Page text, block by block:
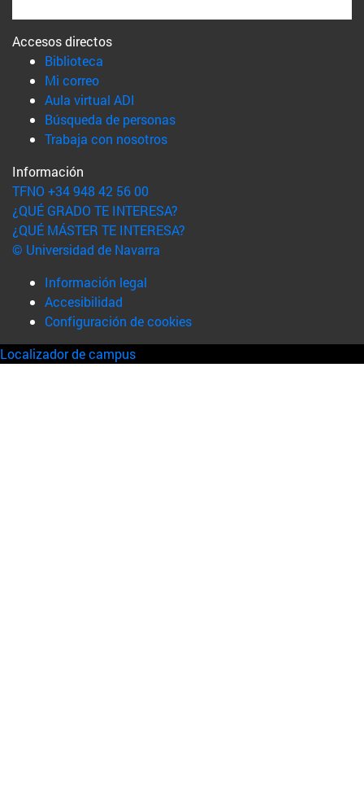
Accesos directos
Biblioteca
Mi correo(abre en nueva ventana)
Aula virtual ADI
Búsqueda de personas(abre en nueva ventana)
Trabaja con nosotros(abre en nueva ventana)
Información
TFNO +34 948 42 56 00
¿QUÉ GRADO TE INTERESA?
¿QUÉ MÁSTER TE INTERESA?
© Universidad de Navarra
Información legal
Accesibilidad
Configuración de cookies
Localizador de campus